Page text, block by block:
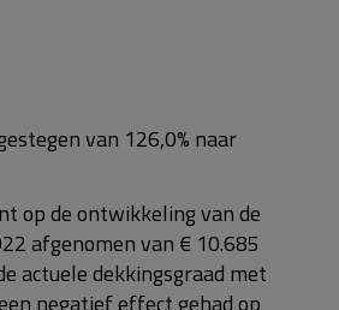
van 126,0% naar
op de ontwikkeling van de
afgenomen van € 10.685
actuele dekkingsgraad met
negatief effect gehad op